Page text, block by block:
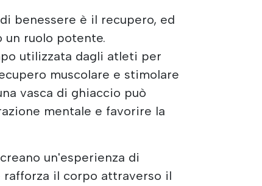
benessere è il recupero, ed
un ruolo potente.
utilizzata dagli atleti per
muscolare e stimolare
vasca di ghiaccio può
mentale e favorire la
un'esperienza di
rafforza il corpo attraverso il